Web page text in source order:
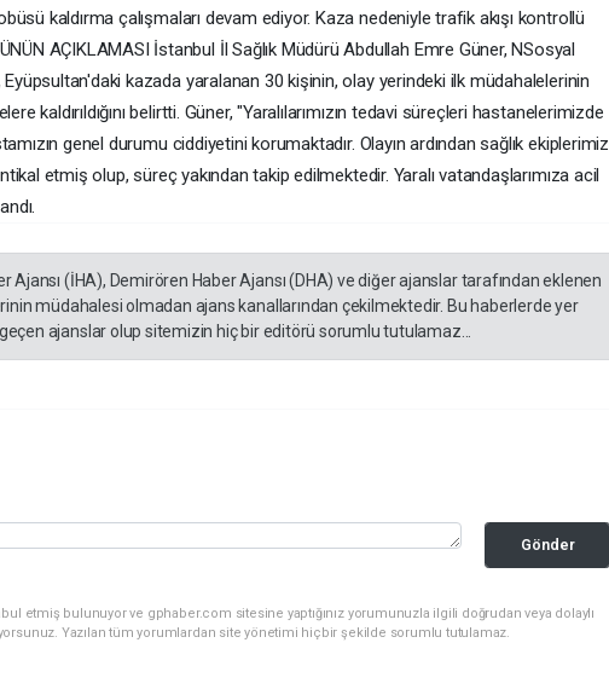
kaldırma çalışmaları devam ediyor. Kaza nedeniyle trafik akışı kontrollü
AÇIKLAMASI İstanbul İl Sağlık Müdürü Abdullah Emre Güner, NSosyal
Eyüpsultan'daki kazada yaralanan 30 kişinin, olay yerindeki ilk müdahalelerinin
kaldırıldığını belirtti. Güner, "Yaralılarımızın tedavi süreçleri hastanelerimizde
genel durumu ciddiyetini korumaktadır. Olayın ardından sağlık ekiplerimiz
etmiş olup, süreç yakından takip edilmektedir. Yaralı vatandaşlarımıza acil
Ajansı (İHA), Demirören Haber Ajansı (DHA) ve diğer ajanslar tarafından eklenen
müdahalesi olmadan ajans kanallarından çekilmektedir. Bu haberlerde yer
ajanslar olup sitemizin hiç bir editörü sorumlu tutulamaz...
Gönder
etmiş bulunuyor ve gphaber.com sitesine yaptığınız yorumunuzla ilgili doğrudan veya dolaylı
Yazılan tüm yorumlardan site yönetimi hiçbir şekilde sorumlu tutulamaz.